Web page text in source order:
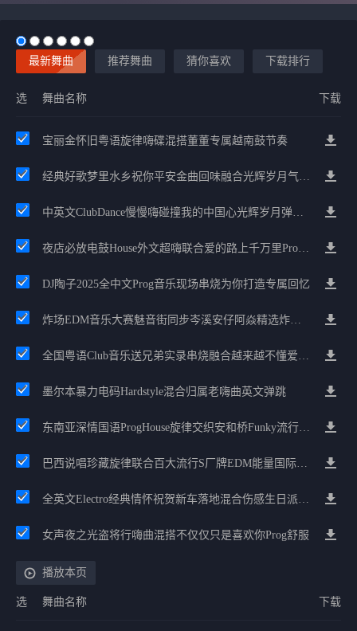
最新舞曲 推荐舞曲 猜你喜欢 下载排行
选 舞曲名称 下载
宝丽金怀旧粤语旋律嗨碟混搭董董专属越南鼓节奏
经典好歌梦里水乡祝你平安金曲回味融合光辉岁月气氛中文兄弟串烧
中英文ClubDance慢慢嗨碰撞我的中国心光辉岁月弹鼓车载
夜店必放电鼓House外文超嗨联合爱的路上千万里Prog包房漫步上头
DJ陶子2025全中文Prog音乐现场串烧为你打造专属回忆
炸场EDM音乐大赛魅音街同步岑溪安仔阿焱精选炸场歌路串烧
全国粤语Club音乐送兄弟实录串烧融合越来越不懂爱的哲学遗憾专辑
墨尔本暴力电码Hardstyle混合归属老嗨曲英文弹跳
东南亚深情国语ProgHouse旋律交织安和桥Funky流行情怀串烧
巴西说唱珍藏旋律联合百大流行S厂牌EDM能量国际电音串烧
全英文Electro经典情怀祝贺新车落地混合伤感生日派对中文Club串烧
女声夜之光盗将行嗨曲混搭不仅仅只是喜欢你Prog舒服
播放本页
选 舞曲名称 下载